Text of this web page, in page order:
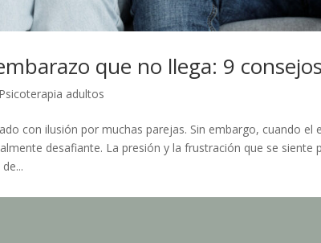
que no llega: 9
Psicoterapia adultos
con ilusión por muchas parejas. Sin embargo, cuando el
desafiante. La presión y la frustración que se siente